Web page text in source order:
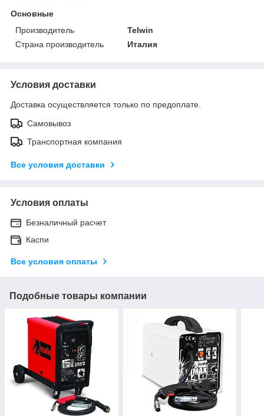
Основные
Производитель
Telwin
Страна производитель
Италия
Условия доставки
Доставка осуществляется только по предоплате.
Самовывоз
Транспортная компания
Все условия доставки
Условия оплаты
Безналичный расчет
Каспи
Все условия оплаты
Подобные товары компании